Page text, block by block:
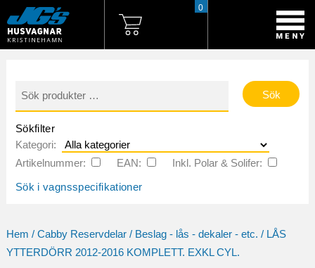
0
efter:
Sökfilter
Kategori:
Artikelnummer:
EAN:
Inkl. Polar & Solifer:
Sök i vagnsspecifikationer
Hem / Cabby Reservdelar/ Beslag - lås - dekaler - etc. / LÅS
YTTERDÖRR 2012-2016 KOMPLETT. EXKL CYL.